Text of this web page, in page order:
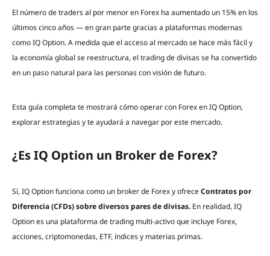
El número de traders al por menor en Forex ha aumentado un 15% en los
últimos cinco años — en gran parte gracias a plataformas modernas
como IQ Option. A medida que el acceso al mercado se hace más fácil y
la economía global se reestructura, el trading de divisas se ha convertido
en un paso natural para las personas con visión de futuro.
Esta guía completa te mostrará cómo operar con Forex en IQ Option,
explorar estrategias y te ayudará a navegar por este mercado.
¿Es IQ Option un Broker de Forex?
Sí, IQ Option funciona como un broker de Forex y ofreceContratos por
Diferencia (CFDs) sobre diversos pares de divisas. En realidad, IQ
Option es una plataforma de trading multi-activo que incluye Forex,
acciones, criptomonedas, ETF, índices y materias primas.